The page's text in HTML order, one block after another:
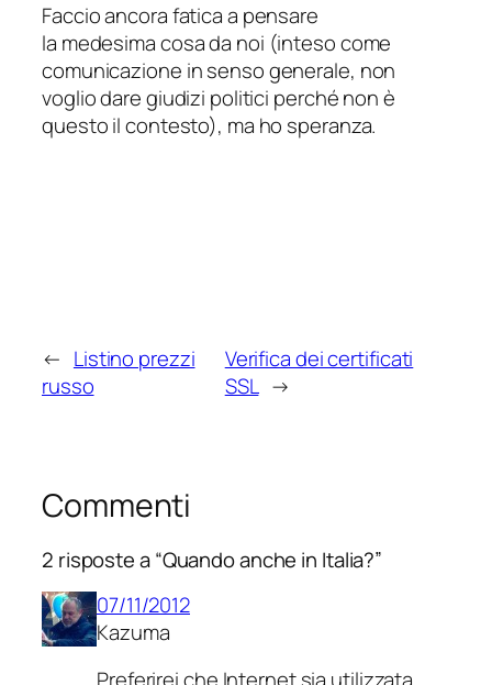
Faccio ancora fatica a pensare
la medesima cosa da noi (inteso come
comunicazione in senso generale, non
voglio dare giudizi politici perché non è
questo il contesto), ma ho speranza.
← Listino prezzi
russo
Verifica dei certificati
SSL →
Commenti
2 risposte a “Quando anche in Italia?”
07/11/2012
Kazuma